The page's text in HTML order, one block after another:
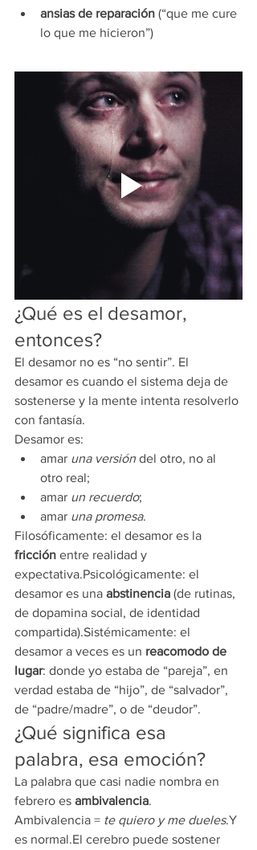
ansias de reparación (“que me cure
lo que me hicieron”)
¿Qué es el desamor,
entonces?
El desamor no es “no sentir”. El
desamor es cuando el sistema deja de
sostenerse y la mente intenta resolverlo
con fantasía.
Desamor es:
amar una versión del otro, no al
otro real;
amar un recuerdo;
amar una promesa.
Filosóficamente: el desamor es la
fricción entre realidad y
expectativa.Psicológicamente: el
desamor es una abstinencia (de rutinas,
de dopamina social, de identidad
compartida).Sistémicamente: el
desamor a veces es un reacomodo de
lugar: donde yo estaba de “pareja”, en
verdad estaba de “hijo”, de “salvador”,
de “padre/madre”, o de “deudor”.
¿Qué significa esa
palabra, esa emoción?
La palabra que casi nadie nombra en
febrero es ambivalencia.
Ambivalencia = te quiero y me dueles.Y
es normal.El cerebro puede sostener